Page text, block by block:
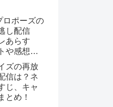
ロポーズの
し配信
あらす
や感想ま
ズの再放
信は？ネ
じ、キャ
とめ！